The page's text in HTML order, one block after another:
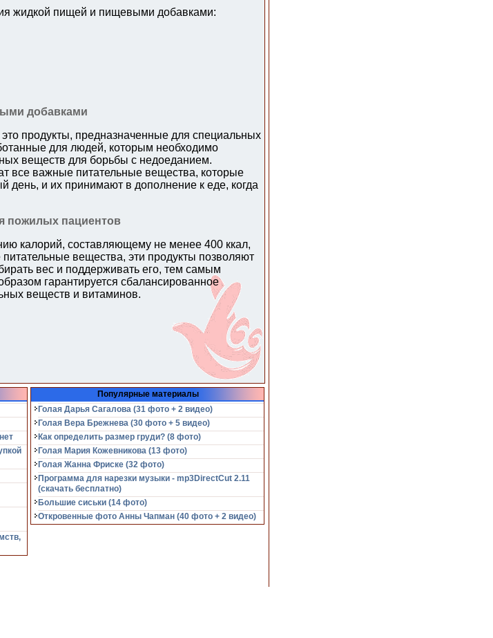
жидкой пищей и пищевыми добавками:
добавками
продукты, предназначенные для специальных
для людей, которым необходимо
веществ для борьбы с недоеданием.
все важные питательные вещества, которые
день, и их принимают в дополнение к еде, когда
пожилых пациентов
калорий, составляющему не менее 400 ккал,
вещества, эти продукты позволяют
вес и поддерживать его, тем самым
гарантируется сбалансированное
веществ и витаминов.
Популярные материалы
Голая Дарья Сагалова (31 фото + 2 видео)
Голая Вера Брежнева (30 фото + 5 видео)
Как определить размер груди? (8 фото)
Голая Мария Кожевникова (13 фото)
Голая Жанна Фриске (32 фото)
Программа для нарезки музыки - mp3DirectCut 2.11
(cкачать бесплатно)
Большие сиськи (14 фото)
Откровенные фото Анны Чапман (40 фото + 2 видео)